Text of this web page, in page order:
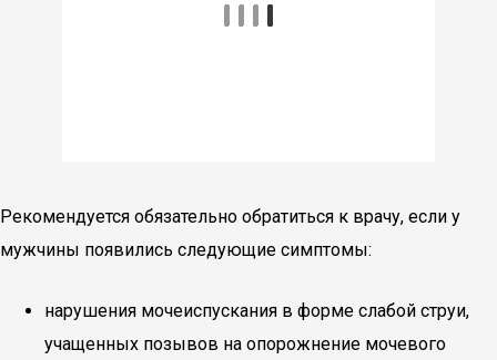
Рекомендуется обязательно обратиться к врачу, если у
мужчины появились следующие симптомы:
нарушения мочеиспускания в форме слабой струи,
учащенных позывов на опорожнение мочевого